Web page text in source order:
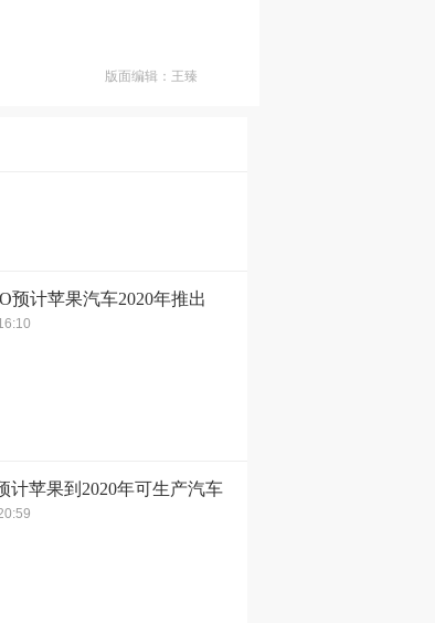
版面编辑：王臻
预计苹果汽车2020年推出
计苹果到2020年可生产汽车